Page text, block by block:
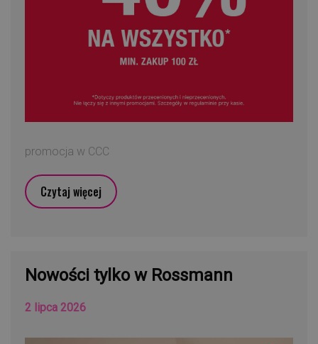
promocja w CCC
Czytaj więcej
Nowości tylko w Rossmann
2 lipca 2026